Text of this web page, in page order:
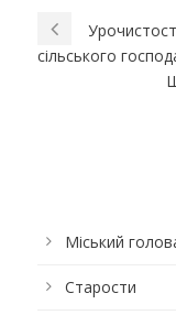
сільського
Міський
Старости